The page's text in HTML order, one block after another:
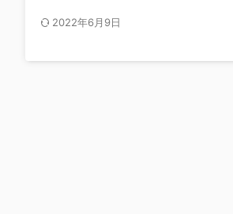
2022年6月9日